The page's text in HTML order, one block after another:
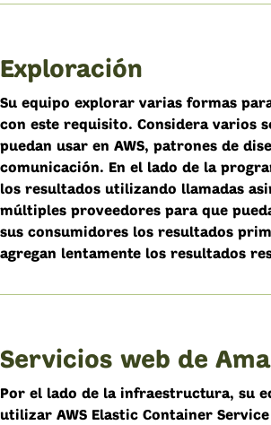
Exploración
Su equipo explorar varias formas
con este requisito. Considera varios
puedan usar en AWS, patrones de
comunicación. En el lado de la
los resultados utilizando llamadas
múltiples proveedores para que
sus consumidores los resultados
agregan lentamente los resultados
Servicios web de
Por el lado de la infraestructura, su
utilizar AWS Elastic Container Service